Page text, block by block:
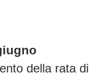
della rata di